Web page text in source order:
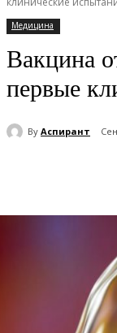
Медицина
Вакцина
первые
By Аспирант